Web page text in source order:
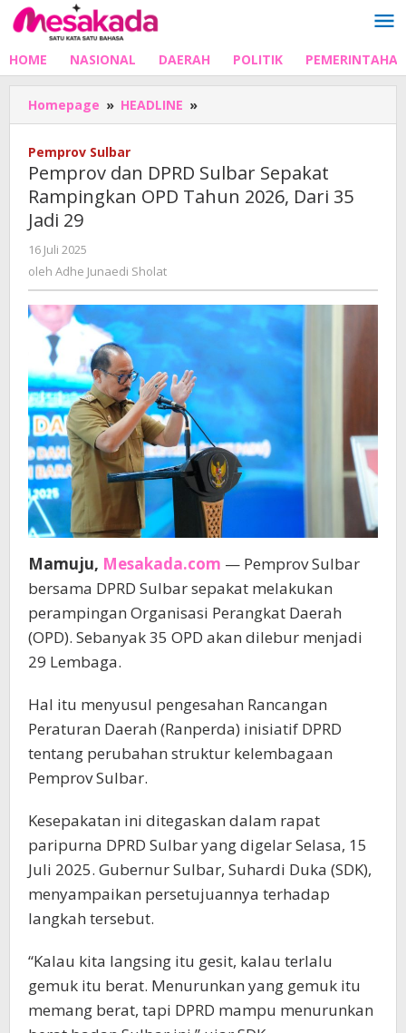
Lewati
ke
HOME NASIONAL DAERAH POLITIK
Homepage » HEADLINE »
dan
Sepakat
Rampingkan
35
Jadi
29
Pemprov Sulbar
Pemprov dan DPRD Sulbar Sepakat
Rampingkan OPD Tahun 2026, Dari 35
Jadi 29
16 Juli 2025
Adhe
oleh Adhe Junaedi Sholat
Mamuju, Mesakada.com — Pemprov Sulbar
bersama DPRD Sulbar sepakat melakukan
perampingan Organisasi Perangkat Daerah
(OPD). Sebanyak 35 OPD akan dilebur menjadi
29 Lembaga.
Hal itu menyusul pengesahan Rancangan
Peraturan Daerah (Ranperda) inisiatif DPRD
tentang perubahan struktur kelembagaan
Pemprov Sulbar.
Kesepakatan ini ditegaskan dalam rapat
paripurna DPRD Sulbar yang digelar Selasa, 15
Juli 2025. Gubernur Sulbar, Suhardi Duka (SDK),
menyampaikan persetujuannya terhadap
langkah tersebut.
“Kalau kita langsing itu gesit, kalau terlalu
gemuk itu berat. Menurunkan yang gemuk itu
memang berat, tapi DPRD mampu menurunkan